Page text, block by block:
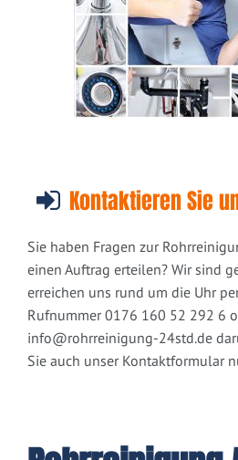
Kontaktieren Sie
Sie haben Fragen zur
einen Auftrag erteilen? Wir sind
erreichen uns rund um die Uhr
Rufnummer 0176 160 52 292 6
info@rohrreinigung-24std.de
Sie auch unser Kontaktformular